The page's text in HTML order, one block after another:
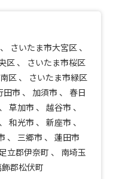
、 さいたま市大宮区 、
区 、 さいたま市桜区
区 、 さいたま市緑区
田市 、 加須市 、 春日
、 草加市 、 越谷市 、
、 和光市 、 新座市 、
、 三郷市 、 蓮田市
立郡伊奈町 、 南埼玉
郡松伏町